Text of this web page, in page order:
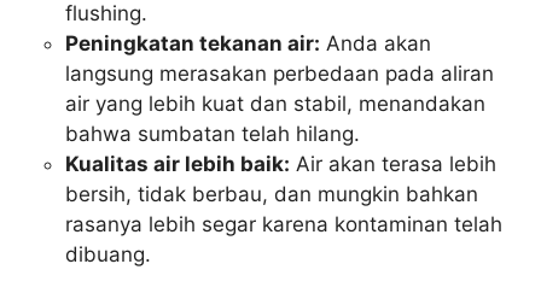
flushing.
Peningkatan tekanan air: Anda akan
langsung merasakan perbedaan pada aliran
air yang lebih kuat dan stabil, menandakan
bahwa sumbatan telah hilang.
Kualitas air lebih baik: Air akan terasa lebih
bersih, tidak berbau, dan mungkin bahkan
rasanya lebih segar karena kontaminan telah
dibuang.